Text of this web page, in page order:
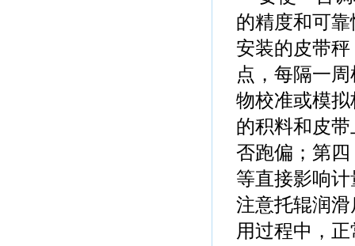
的精度和可
安装的皮带
点，每隔一
物校准或模
的积料和皮
否跑偏；第
等直接影响
注意托辊润
用过程中，